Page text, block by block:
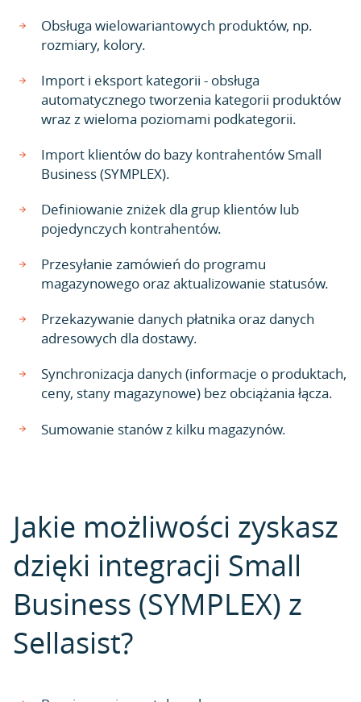
Obsługa wielowariantowych produktów, np.
rozmiary, kolory.
Import i eksport kategorii - obsługa
automatycznego tworzenia kategorii produktów
wraz z wieloma poziomami podkategorii.
Import klientów do bazy kontrahentów Small
Business (SYMPLEX).
Definiowanie zniżek dla grup klientów lub
pojedynczych kontrahentów.
Przesyłanie zamówień do programu
magazynowego oraz aktualizowanie statusów.
Przekazywanie danych płatnika oraz danych
adresowych dla dostawy.
Synchronizacja danych (informacje o produktach,
ceny, stany magazynowe) bez obciążania łącza.
Sumowanie stanów z kilku magazynów.
Jakie możliwości zyskasz
dzięki integracji Small
Business (SYMPLEX) z
Sellasist?